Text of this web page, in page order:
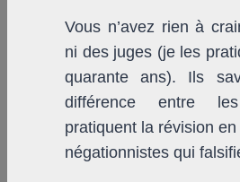
Vous n’avez rien à
ni des juges (je les
quarante ans). Ils
différence entre
pratiquent la révision
négationnistes qui